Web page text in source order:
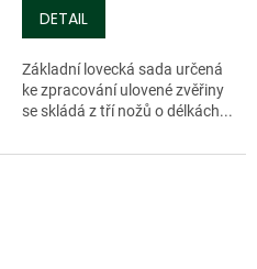
DETAIL
Základní lovecká sada určená
ke zpracování ulovené zvěřiny
se skládá z tří nožů o délkách...